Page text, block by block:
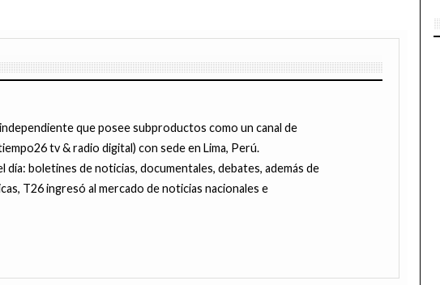
que posee subproductos como un canal de
tv & radio digital) con sede en Lima, Perú.
boletines de noticias, documentales, debates, además de
T26 ingresó al mercado de noticias nacionales e